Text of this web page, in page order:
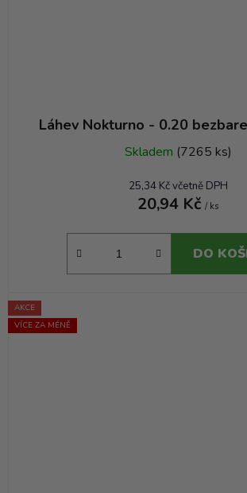
Láhev Nokturno - 0.20
Skladem (7265 ks)
25,34 Kč včetně DPH
20,94 Kč / ks
DO
AKCE
VÍCE ZA MÉNĚ